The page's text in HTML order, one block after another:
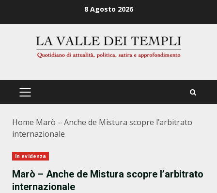
8 Agosto 2026
PRIMÄRES
Home Marò – Anche de Mistura scopre l’arbitrato
internazionale
In evidenza
Marò – Anche de Mistura scopre l’arbitrato
internazionale